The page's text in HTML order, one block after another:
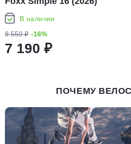
В наличии
8 550 ₽ -16%
7 190 ₽
ПОЧЕМУ